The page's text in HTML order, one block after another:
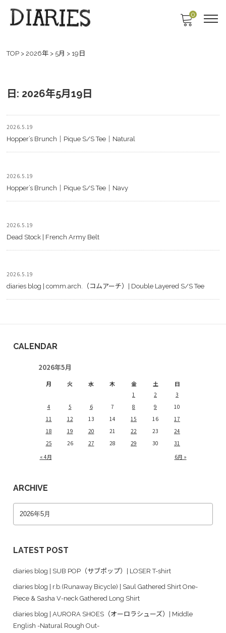
0
TOP > 2026年 > 5月 > 19日
日: 2026年5月19日
2026.5.19
Hopper’s Brunch｜Pique S/S Tee｜Natural
2026.5.19
Hopper’s Brunch｜Pique S/S Tee｜Navy
2026.5.19
Dead Stock | French Army Belt
2026.5.19
diaries blog | comm.arch.（コムアーチ）| Double Layered S/S Tee
CALENDAR
2026年5月
月 火 水 木 金 土 日
« 4月 6月 »
1 2
3
4
5 6 7 8 9
10
11
12 13 14 15 16
17
18
19 20 21 22 23
24
25
26 27 28 29 30 31
ARCHIVE
LATEST POST
diaries blog | SUB POP（サブポップ）| LOSER T-shirt
diaries blog | r.b.(Runaway Bicycle) | Saul Gathered Shirt One-
Piece & Sasha V-neck Gathered Long Shirt
diaries blog | AURORA SHOES（オーロラシューズ）| Middle
English -Natural Rough Out-